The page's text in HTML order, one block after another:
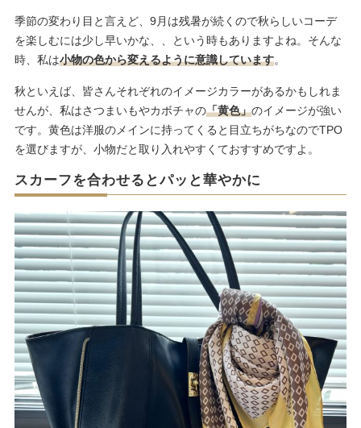
季節の変わり目と言えど、9月は残暑が続くので秋らしいコーデ
を楽しむには少し早いかな、、という時もありますよね。そんな
時、私は小物の色から変えるように意識しています。
秋といえば、皆さんそれぞれのイメージカラーがあるかもしれま
せんが、私はさつまいもやカボチャの「黄色」のイメージが強い
です。黄色は洋服のメインに持ってくると目立ちがちなのでTPO
を選びますが、小物だと取り入れやすくておすすめですよ。
スカーフを合わせるとパッと華やかに